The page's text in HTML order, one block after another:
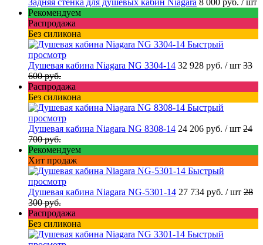
Рекомендуем
Распродажа
Без силикона
Быстрый
просмотр
Душевая кабина Niagara NG 3304-14 32 928 руб. / шт 33
600 руб.
Распродажа
Без силикона
Быстрый
просмотр
Душевая кабина Niagara NG 8308-14 24 206 руб. / шт 24
700 руб.
Рекомендуем
Хит продаж
Быстрый
просмотр
Душевая кабина Niagara NG-5301-14 27 734 руб. / шт 28
300 руб.
Распродажа
Без силикона
Быстрый